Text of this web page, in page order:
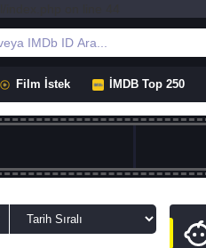
Film İstek İMDB Top 250